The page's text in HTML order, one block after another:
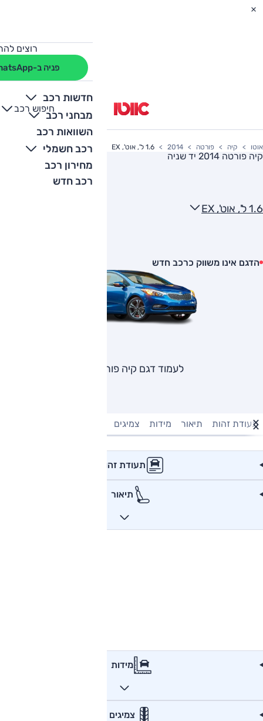
רוצים
פניה ב-WhatsApp
חדשות רכב
מבחני רכב
השוואות רכב
רכב חשמלי
מחירון רכב
רכב חדש
חיפוש רכב
+
-
אוטו קיה פורטה 2014 1.6 ל', אוט', EX
קיה פורטה 2014 יד שניה
1.6 ל', אוט', EX
הדגם אינו משווק כרכב חדש
לעמוד דגם קיה פורטה
תעודת זהות תיאור מידות צמיגים
תעודת זהות
תיאור
מידות
צמיגים